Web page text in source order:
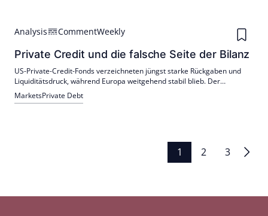
Analysis CommentWeekly
Private Credit und die falsche Seite der Bilanz
US-Private-Credit-Fonds verzeichneten jüngst starke Rückgaben und
Liquiditätsdruck, während Europa weitgehend stabil blieb. Der
Unterschied liegt laut Analyse weniger in den Krediten als in der
Anlegerstruktur: retailgetriebene Vehikel vs. institutionelle Investoren.
MarketsPrivate Debt
1 2 3